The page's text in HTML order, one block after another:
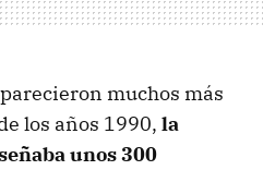
muchos más
los años 1990, la
unos 300